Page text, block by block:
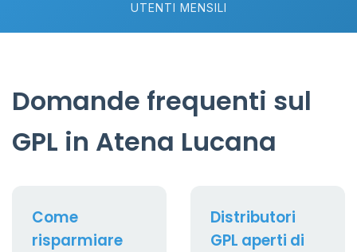
UTENTI MENSILI
Domande frequenti sul
GPL in Atena Lucana
Come
risparmiare
Distributori
GPL aperti di